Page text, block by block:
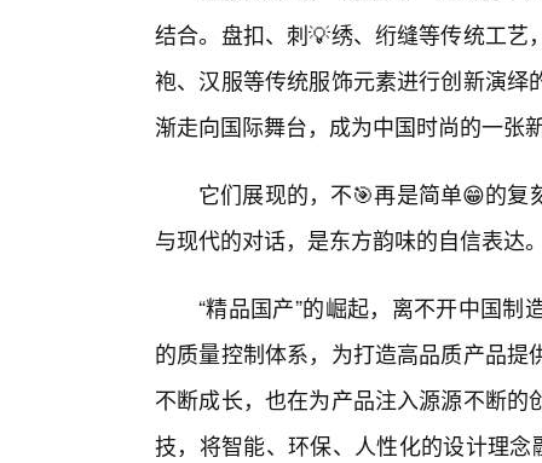
结合。盘扣、刺💡绣、绗缝等传统工
袍、汉服等传统服饰元素进行创新演
渐走向国际舞台，成为中国时尚的一张
它们展现的，不🎯再是简单😁的
与现代的对话，是东方韵味的自信表达
“精品国产”的崛起，离不开中国
的质量控制体系，为打造高品质产品
不断成长，也在为产品注入源源不断
技，将智能、环保、人性化的设计理